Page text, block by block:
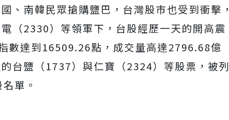
、南韓民眾搶購鹽巴，台灣股市也受到衝擊，
（2330）等領軍下，台股經歷一天的開高震
數達到16509.26點，成交量高達2796.68億
台鹽（1737）與仁寶（2324）等股票，被列
單。